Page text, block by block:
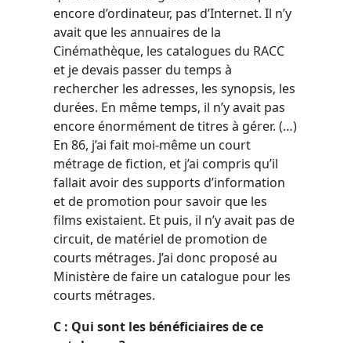
encore d’ordinateur, pas d’Internet. Il n’y
avait que les annuaires de la
Cinémathèque, les catalogues du RACC
et je devais passer du temps à
rechercher les adresses, les synopsis, les
durées. En même temps, il n’y avait pas
encore énormément de titres à gérer. (…)
En 86, j’ai fait moi-même un court
métrage de fiction, et j’ai compris qu’il
fallait avoir des supports d’information
et de promotion pour savoir que les
films existaient. Et puis, il n’y avait pas de
circuit, de matériel de promotion de
courts métrages. J’ai donc proposé au
Ministère de faire un catalogue pour les
courts métrages.
C : Qui sont les bénéficiaires de ce